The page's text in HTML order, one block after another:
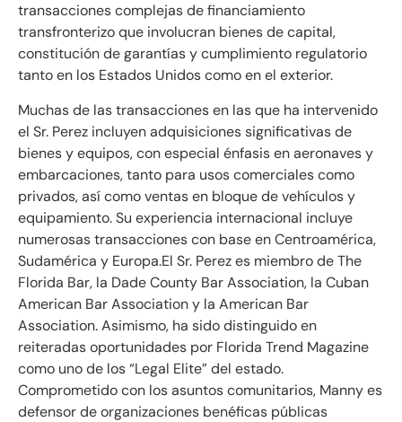
transacciones complejas de financiamiento
transfronterizo que involucran bienes de capital,
constitución de garantías y cumplimiento regulatorio
tanto en los Estados Unidos como en el exterior.
Muchas de las transacciones en las que ha intervenido
el Sr. Perez incluyen adquisiciones significativas de
bienes y equipos, con especial énfasis en aeronaves y
embarcaciones, tanto para usos comerciales como
privados, así como ventas en bloque de vehículos y
equipamiento. Su experiencia internacional incluye
numerosas transacciones con base en Centroamérica,
Sudamérica y Europa.El Sr. Perez es miembro de The
Florida Bar, la Dade County Bar Association, la Cuban
American Bar Association y la American Bar
Association. Asimismo, ha sido distinguido en
reiteradas oportunidades por Florida Trend Magazine
como uno de los “Legal Elite” del estado.
Comprometido con los asuntos comunitarios, Manny es
defensor de organizaciones benéficas públicas